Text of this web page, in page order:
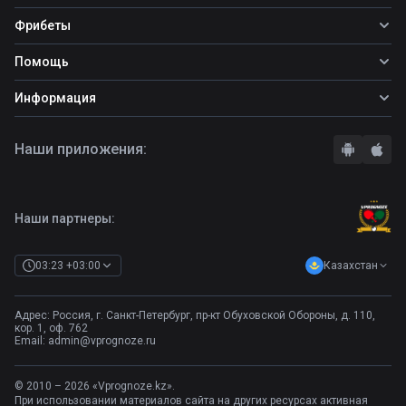
Все прогнозы
Топ ставок
Прогнозы на футбол
Фрибеты
Фрибеты
Фрибет Ubet
Фрибет Фонбет
Фрибет Олимпбет
Помощь
Школа ставок
Вопросы и ответы
Бонусы букмекеров
Информация
Правила
Наши партнеры:
03:23 +03:00 Казахстан
Адрес: Россия, г. Санкт-Петербург, пр-кт Обуховской Обороны, д. 110,
кор. 1, оф. 762
Email: admin@vprognoze.ru
Наши приложения:
© 2010 – 2026 «Vprognoze.kz».
При использовании материалов сайта на других ресурсах активная